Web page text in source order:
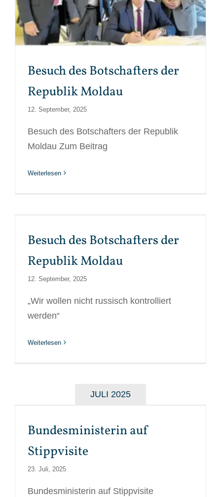
Besuch des Botschafters der
Republik Moldau
12. September, 2025
Besuch des Botschafters der Republik
Moldau Zum Beitrag
Weiterlesen
Besuch des Botschafters der
Republik Moldau
12. September, 2025
„Wir wollen nicht russisch kontrolliert
werden“
Weiterlesen
JULI 2025
Bundesministerin auf
Stippvisite
23. Juli, 2025
Bundesministerin auf Stippvisite